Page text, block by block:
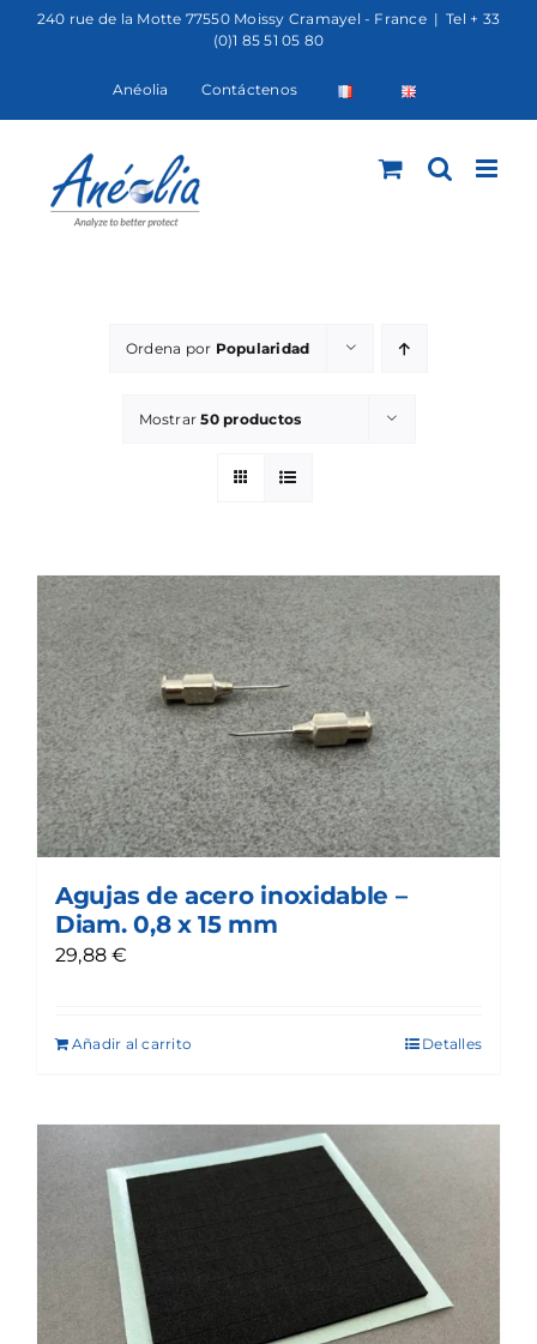
Saltar240 rue de la Motte 77550 Moissy Cramayel - France | Tel + 33
(0)1 85 51 05 80
Anéolia Contáctenos
Ordena por Popularidad
Mostrar50 productos
Agujas de acero inoxidable –
Diam. 0,8 x 15 mm
29,88€
Añadir al carrito Detalles